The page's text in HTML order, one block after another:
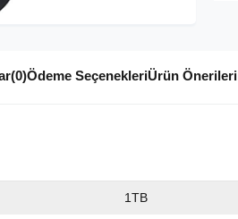
(0)Ödeme SeçenekleriÜrün Önerileri
1TB